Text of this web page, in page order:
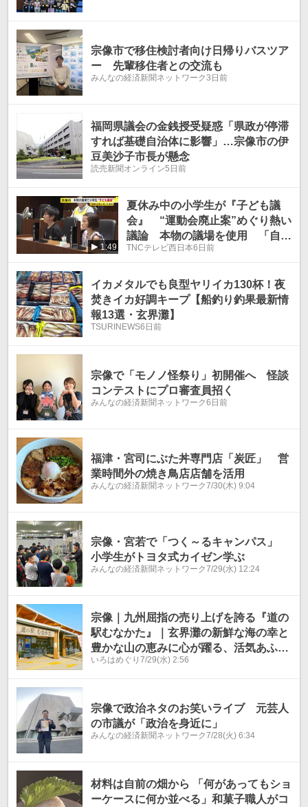
宗像市で移住検討者向け日帰りバスツア
ー 先輩移住者との交流も
みんなの経済新聞ネットワーク3日前
福岡県議会の金銭授受疑惑「県政が停滞
すれば基礎自治体に影響」…宗像市の伊
豆美沙子市長が懸念
読売新聞オンライン5日前
1:49
夏休み中の小学生が『子ども議
会』 “運動会廃止案”めぐり熱い
議論 本物の議場を使用 「自分
も責任を感じてやりたい」 福
TNCテレビ西日本6日前
イカメタルでも良型ヤリイカ130杯！夜
焚きイカ好調キープ【船釣り釣果最新情
報13選・玄界灘】
TSURINEWS6日前
宗像で「モノノ怪祭り」初開催へ 怪談
コンテストにプロ審査員招く
みんなの経済新聞ネットワーク6日前
福津・宮司にぶた丼専門店「炭匠」 営
業時間外の焼き鳥店店舗を活用
みんなの経済新聞ネットワーク7/30(木) 9:04
宗像・宮若で「つく～るキャンパス」
小学生がトヨタ式カイゼン学ぶ
みんなの経済新聞ネットワーク7/29(水) 12:24
宗像｜九州屈指の売り上げを誇る『道の
駅むなかた』｜玄界灘の新鮮な海の幸と
豊かな山の恵みに心が躍る、活気あふれ
る巨大市場をレポート
いろはめぐり 7/29(水) 2:56
宗像で政治ネタのお笑いライブ 元芸人
の市議が「政治を身近に」
みんなの経済新聞ネットワーク7/28(火) 6:34
材料は自前の畑から 「何があってもショ
ーケースに何か並べる」和菓子職人がコ